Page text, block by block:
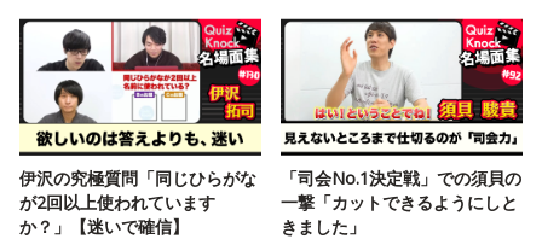
伊沢の究極質問「同じひらがな
が2回以上使われています
か？」【迷いで確信】
「司会No.1決定戦」での須貝の
一撃「カットできるようにしと
きました」